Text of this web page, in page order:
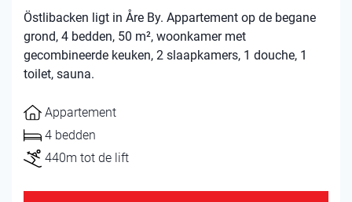
Östlibacken ligt in Åre By. Appartement op de begane
grond, 4 bedden, 50 m², woonkamer met
gecombineerde keuken, 2 slaapkamers, 1 douche, 1
toilet, sauna.
Appartement
4 bedden
440m tot de lift